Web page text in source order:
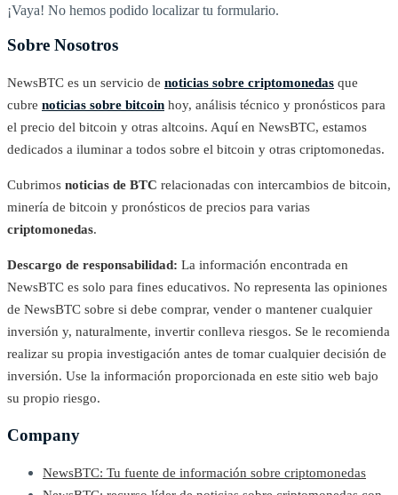
¡Vaya! No hemos podido localizar tu formulario.
Sobre Nosotros
NewsBTC es un servicio de noticias sobre criptomonedas que
cubre noticias sobre bitcoin hoy, análisis técnico y pronósticos para
el precio del bitcoin y otras altcoins. Aquí en NewsBTC, estamos
dedicados a iluminar a todos sobre el bitcoin y otras criptomonedas.
Cubrimos noticias de BTC relacionadas con intercambios de bitcoin,
minería de bitcoin y pronósticos de precios para varias
criptomonedas.
Descargo de responsabilidad: La información encontrada en
NewsBTC es solo para fines educativos. No representa las opiniones
de NewsBTC sobre si debe comprar, vender o mantener cualquier
inversión y, naturalmente, invertir conlleva riesgos. Se le recomienda
realizar su propia investigación antes de tomar cualquier decisión de
inversión. Use la información proporcionada en este sitio web bajo
su propio riesgo.
Company
NewsBTC: Tu fuente de información sobre criptomonedas